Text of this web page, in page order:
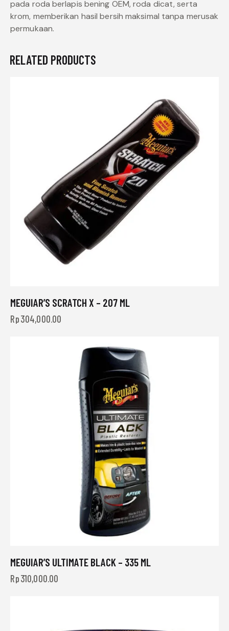
pada roda berlapis bening OEM, roda dicat, serta
krom, memberikan hasil bersih maksimal tanpa merusak
permukaan.
RELATED PRODUCTS
MEGUIAR’S SCRATCH X – 207 ML
Rp304,000.00
MEGUIAR’S ULTIMATE BLACK – 335 ML
Rp310,000.00